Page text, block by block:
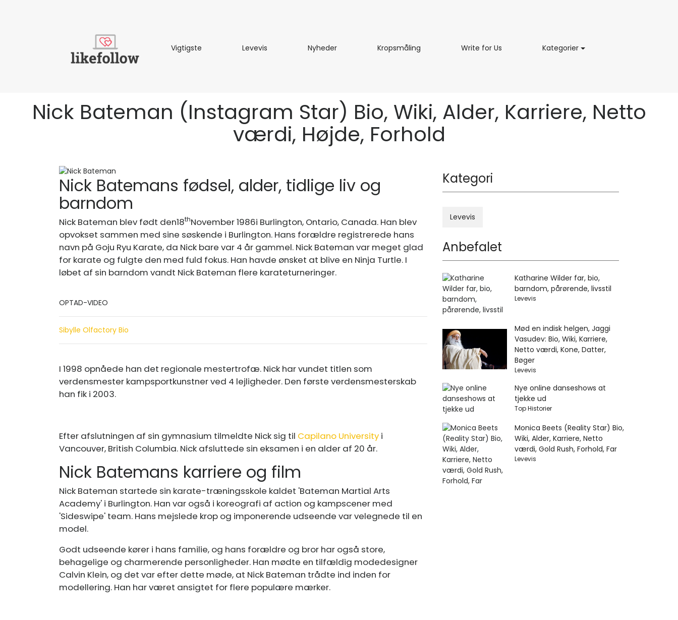
Vigtigste Levevis NyhederNyheder Kropsmåling KropsmålingWrite for Us KategorierKategorier
Nick Bateman (Instagram Star) Bio, Wiki, Alder, Karriere, Netto
værdi, Højde, Forhold
Nick Batemans fødsel, alder, tidlige liv og
barndom
Nick Bateman blev født den18thNovember 1986i Burlington, Ontario, Canada. Han blev
opvokset sammen med sine søskende i Burlington. Hans forældre registrerede hans
navn på Goju Ryu Karate, da Nick bare var 4 år gammel. Nick Bateman var meget glad
for karate og fulgte den med fuld fokus. Han havde ønsket at blive en Ninja Turtle. I
løbet af sin barndom vandt Nick Bateman flere karateturneringer.
OPTAD-VIDEO
Sibylle Olfactory Bio
I 1998 opnåede han det regionale mestertrofæ. Nick har vundet titlen som
verdensmester kampsportkunstner ved 4 lejligheder. Den første verdensmesterskab
han fik i 2003.
Efter afslutningen af ​​sin gymnasium tilmeldte Nick sig til Capilano University i
Vancouver, British Columbia. Nick afsluttede sin eksamen i en alder af 20 år.
Nick Batemans karriere og film
Nick Bateman startede sin karate-træningsskole kaldet 'Bateman Martial Arts
Academy' i Burlington. Han var også i koreografi af action og kampscener med
'Sideswipe' team. Hans mejslede krop og imponerende udseende var velegnede til en
model.
Godt udseende kører i hans familie, og hans forældre og bror har også store,
behagelige og charmerende personligheder. Han mødte en tilfældig modedesigner
Calvin Klein, og det var efter dette møde, at Nick Bateman trådte ind inden for
modellering. Han har været ansigtet for flere populære mærker.
Kategori
Levevis
Anbefalet
Katharine Wilder far, bio,
barndom, pårørende, livsstil
Levevis
Mød en indisk helgen, Jaggi
Vasudev: Bio, Wiki, Karriere,
Netto værdi, Kone, Datter,
Bøger
Levevis
Nye online danseshows at
tjekke ud
Top Historier
Monica Beets (Reality Star) Bio,
Wiki, Alder, Karriere, Netto
værdi, Gold Rush, Forhold, Far
Levevis